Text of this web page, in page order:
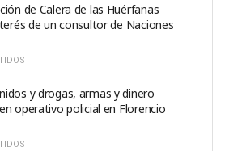
de Calera de las Huérfanas
de un consultor de Naciones
y drogas, armas y dinero
operativo policial en Florencio